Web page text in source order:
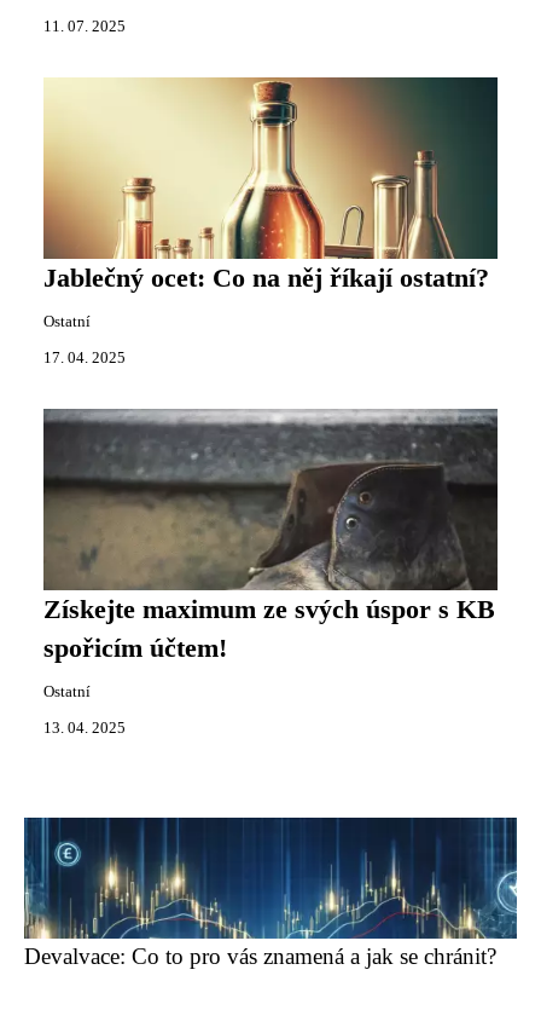
11. 07. 2025
Jablečný ocet: Co na něj říkají ostatní?
Ostatní
17. 04. 2025
Získejte maximum ze svých úspor s KB
spořicím účtem!
Ostatní
13. 04. 2025
Devalvace: Co to pro vás znamená a jak se chránit?